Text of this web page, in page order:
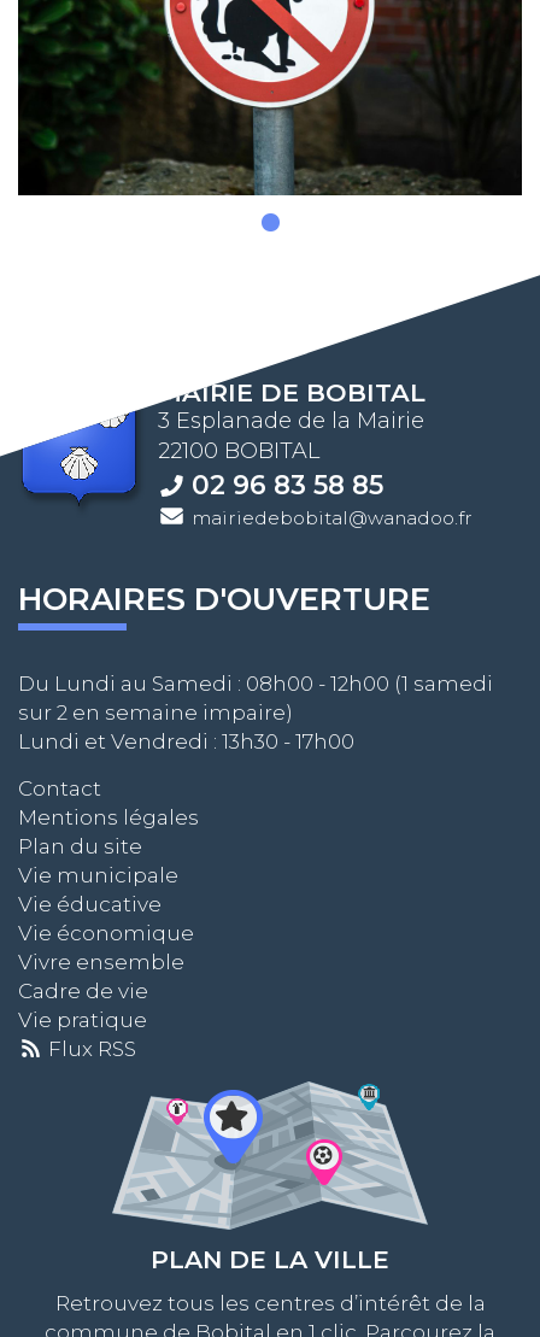
MAIRIE DE BOBITAL
3 Esplanade de la Mairie
22100 BOBITAL
02 96 83 58 85
mairiedebobital@wanadoo.fr
HORAIRES D'OUVERTURE
Du Lundi au Samedi : 08h00 - 12h00 (1 samedi
sur 2 en semaine impaire)
Lundi et Vendredi : 13h30 - 17h00
Contact
Mentions légales
Plan du site
Vie municipale
Vie éducative
Vie économique
Vivre ensemble
Cadre de vie
Vie pratique
Flux RSS
PLAN DE LA VILLE
Retrouvez tous les centres d’intérêt de la
commune de Bobital en 1 clic. Parcourez la